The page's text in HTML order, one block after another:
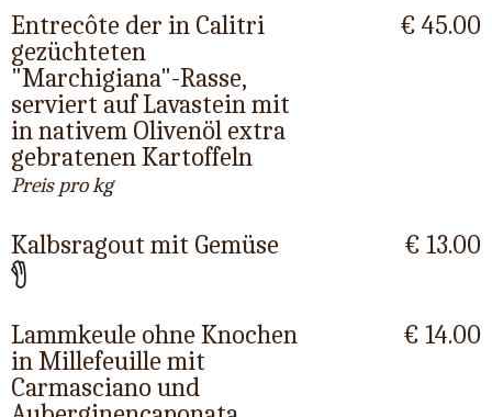
Entrecôte der in Calitri
gezüchteten
"Marchigiana"-Rasse,
serviert auf Lavastein mit
in nativem Olivenöl extra
gebratenen Kartoffeln
Preis pro kg
€ 45.00
Kalbsragout mit Gemüse € 13.00
Lammkeule ohne Knochen
in Millefeuille mit
Carmasciano und
€ 14.00